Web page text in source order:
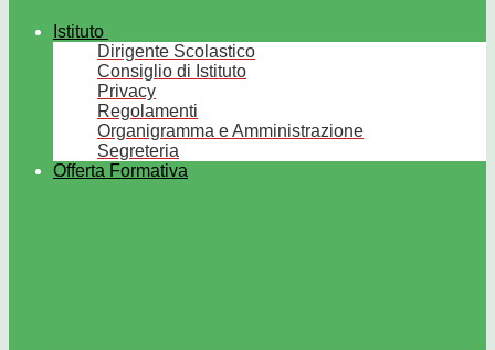
Istituto
Dirigente Scolastico
Consiglio di Istituto
Privacy
Regolamenti
Organigramma e Amministrazione
Segreteria
Offerta Formativa